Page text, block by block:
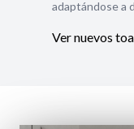
adaptándose a
Ver nuevos